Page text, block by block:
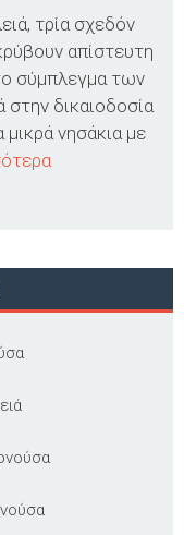
τρία σχεδόν
απίστευτη
σύμπλεγμα των
δικαιοδοσία
νησάκια με